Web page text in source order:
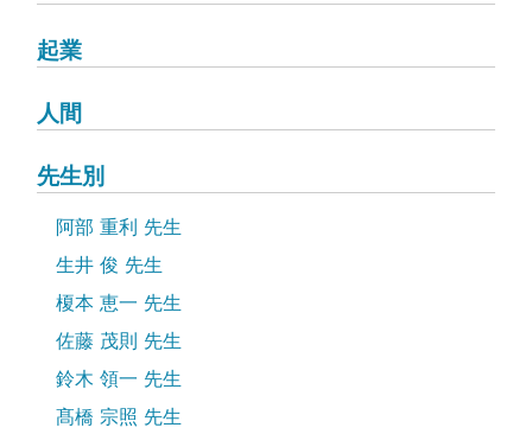
起業
人間
先生別
阿部 重利 先生
生井 俊 先生
榎本 恵一 先生
佐藤 茂則 先生
鈴木 領一 先生
髙橋 宗照 先生